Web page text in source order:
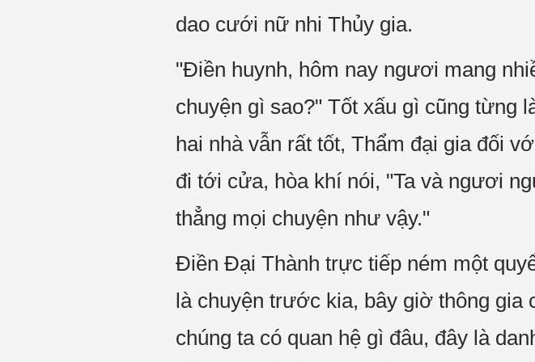
dao cưới nữ nhi Thủy gia.
"Điền huynh, hôm nay ngươi mang
chuyện gì sao?" Tốt xấu gì cũng từng
hai nhà vẫn rất tốt, Thẩm đại gia đối
đi tới cửa, hòa khí nói, "Ta và ngươi
thẳng mọi chuyện như vậy."
Điền Đại Thành trực tiếp ném một
là chuyện trước kia, bây giờ thông
chúng ta có quan hệ gì đâu, đây là